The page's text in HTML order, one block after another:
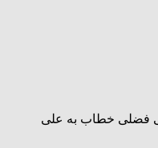
فضلی خطاب به علی